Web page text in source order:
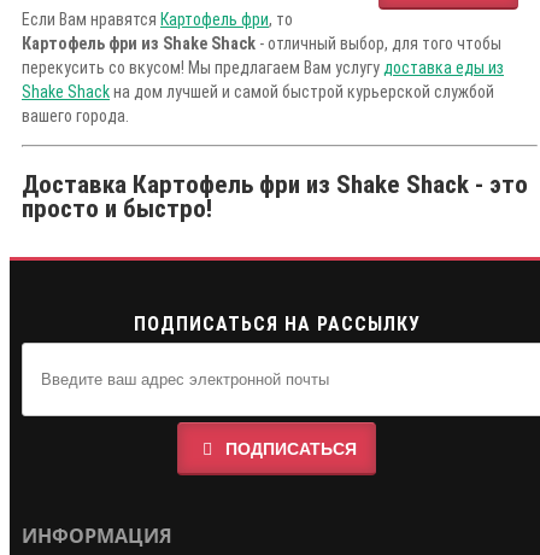
Если Вам нравятся Картофель фри, то
Картофель фри из Shake Shack - отличный выбор, для того чтобы
перекусить со вкусом! Мы предлагаем Вам услугу доставка еды из
Shake Shackна дом лучшей и самой быстрой курьерской службой
вашего города.
Доставка Картофель фри из Shake Shack - это
просто и быстро!
ПОДПИСАТЬСЯ НА РАССЫЛКУ
ПОДПИСАТЬСЯ
ИНФОРМАЦИЯ